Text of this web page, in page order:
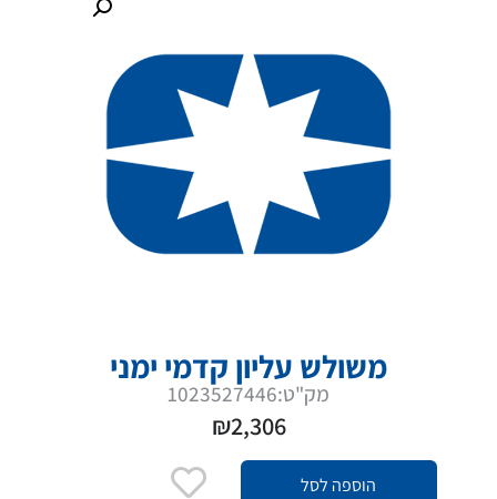
משולש עליון קדמי ימני
מק"ט:1023527446
₪2,306
הוספה לסל